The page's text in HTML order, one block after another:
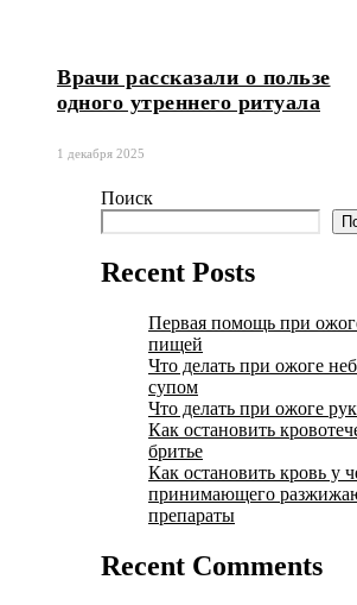
Врачи рассказали о пользе
одного утреннего ритуала
1 декабря 2025
Поиск
Recent Posts
Первая помощь при
пищей
Что делать при ожоге
супом
Что делать при ожоге
Как остановить
бритье
Как остановить кровь у
принимающего
препараты
Recent Comments